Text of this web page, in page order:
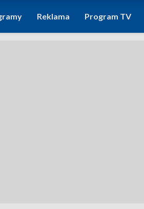
Reklama Program TV